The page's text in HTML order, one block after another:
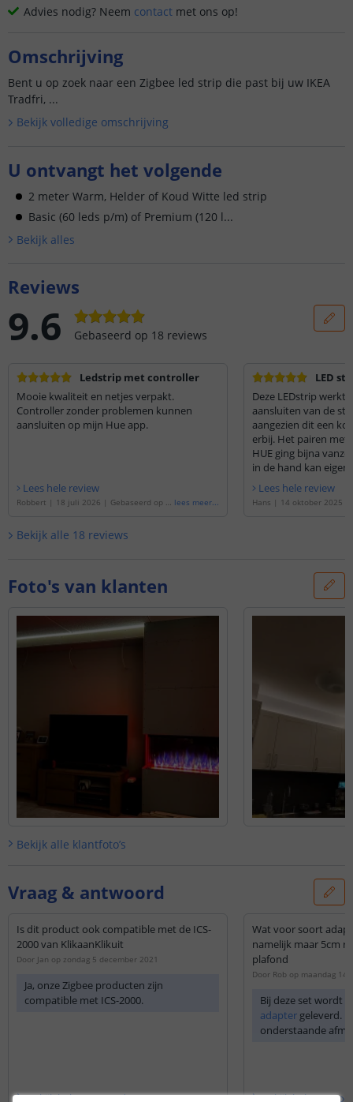
Advies nodig? Neem contact met ons op!
Omschrijving
Bent u op zoek naar een Zigbee led strip die past bij uw IKEA
Tradfri, ...
Bekijk volledige omschrijving
U ontvangt het volgende
2 meter Warm, Helder of Koud Witte led strip
Basic (60 leds p/m) of Premium (120 l...
Bekijk alles
Reviews
9.6 Gebaseerd op 18 reviews
Ledstrip met controller
Mooie kwaliteit en netjes verpakt.
Controller zonder problemen kunnen
aansluiten op mijn Hue app.
Lees hele review
Robbert | 18 juli 2026 | Gebaseerd op d
dfri, Osram Lightify, Tuya SmartLife en vel
lees meer...
LED
Deze LEDstrip werkt
aansluiten van de
aangezien dit een
erbij. Het pairen met
HUE ging bijna
in de hand kan
Lees hele review
Hans | 14 oktober 2025
Bekijk alle 18 reviews
Foto's van klanten
Bekijk alle klantfoto’s
Vraag & antwoord
Is dit product ook compatible met de ICS-
2000 van KlikaanKlikuit
Door Jan op zondag 5 december 2021
Ja, onze Zigbee producten zijn
compatible met ICS-2000.
Bekijkheleantwoord
Wat voor soort
namelijk maar 5cm
plafond
Door Rob op maandag 14
Bij deze set wordt
adaptergeleverd.
onderstaande
Lengte kabel 12
Bekijkhele